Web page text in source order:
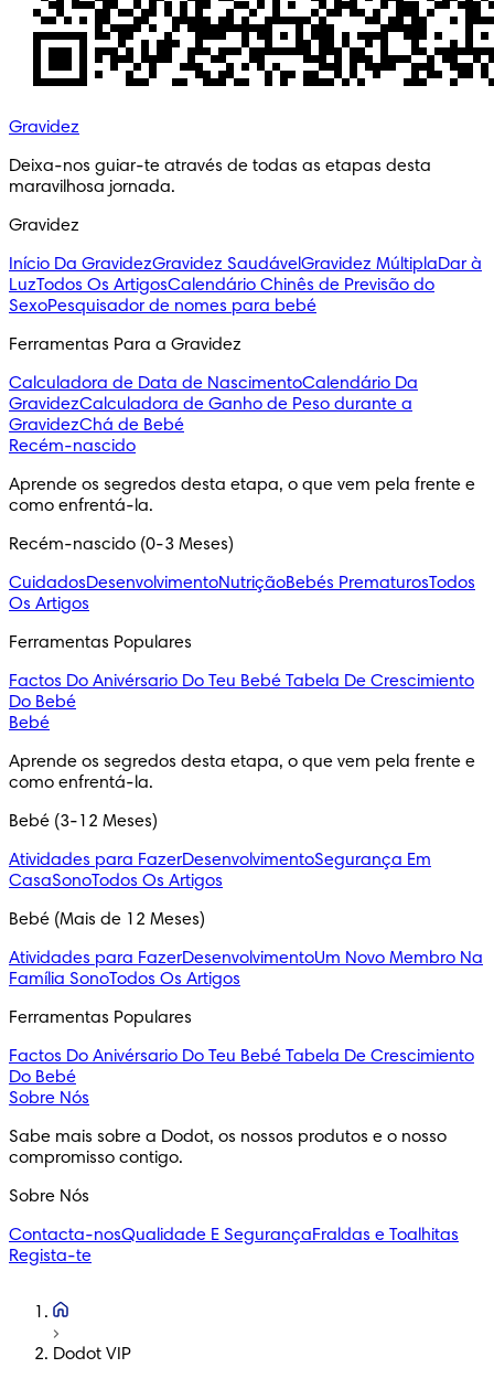
Gravidez
Deixa-nos guiar-te através de todas as etapas desta
maravilhosa jornada.
Gravidez
Início Da GravidezGravidez SaudávelGravidez MúltiplaDar à
LuzTodos Os ArtigosCalendário Chinês de Previsão do
SexoPesquisador de nomes para bebé
Ferramentas Para a Gravidez
Calculadora de Data de NascimentoCalendário Da
GravidezCalculadora de Ganho de Peso durante a
GravidezChá de Bebé
Recém-nascido
Aprende os segredos desta etapa, o que vem pela frente e
como enfrentá-la.
Recém-nascido (0-3 Meses)
CuidadosDesenvolvimentoNutriçãoBebés PrematurosTodos
Os Artigos
Ferramentas Populares
Factos Do Anivérsario Do Teu Bebé Tabela De Crescimiento
Do Bebé
Bebé
Aprende os segredos desta etapa, o que vem pela frente e
como enfrentá-la.
Bebé (3-12 Meses)
Atividades para FazerDesenvolvimentoSegurança Em
CasaSonoTodos Os Artigos
Bebé (Mais de 12 Meses)
Atividades para FazerDesenvolvimentoUm Novo Membro Na
Família SonoTodos Os Artigos
Ferramentas Populares
Factos Do Anivérsario Do Teu Bebé Tabela De Crescimiento
Do Bebé
Sobre Nós
Sabe mais sobre a Dodot, os nossos produtos e o nosso
compromisso contigo.
Sobre Nós
Contacta-nosQualidade E SegurançaFraldas e Toalhitas
Regista-te
Dodot VIP